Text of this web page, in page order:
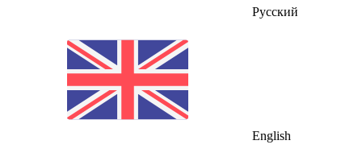
Русский
English